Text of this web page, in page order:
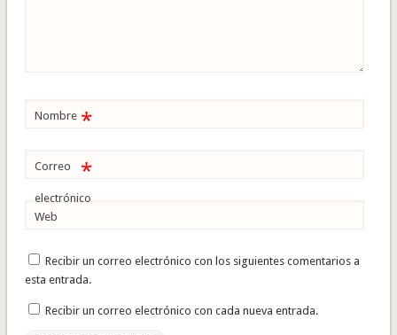
Nombre *
Correo
electrónico
*
Web
Recibir un correo electrónico con los siguientes comentarios a
esta entrada.
Recibir un correo electrónico con cada nueva entrada.